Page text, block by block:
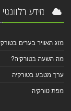
מידע רלוונטי
מזג האוויר בערים
מה השעה בטורקיה?
ערך מטבע בטורקיה
מפת טורקיה